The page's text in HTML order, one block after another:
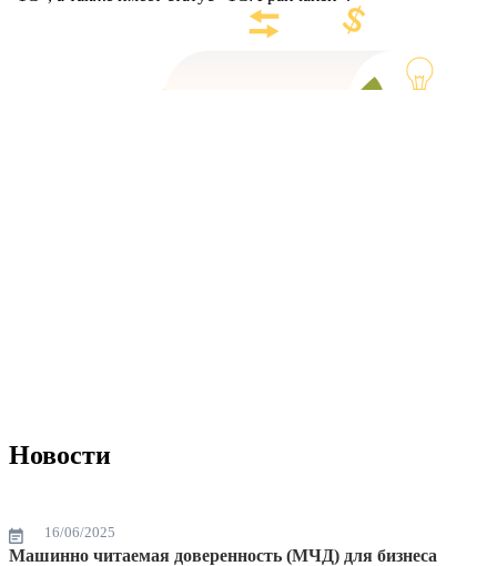
Новости
16/06/2025
Машинно читаемая доверенность (МЧД) для бизнеса